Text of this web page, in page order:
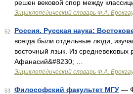
решен вековой спор между
Энциклопедический словарь Ф.А.
52 Россия. Русская наука:
всегда были отдельные люди,
восточный язык. Из средневековых
Афанасий&#8230; …
Энциклопедический словарь Ф.А.
53 Философский факультет МГУ —